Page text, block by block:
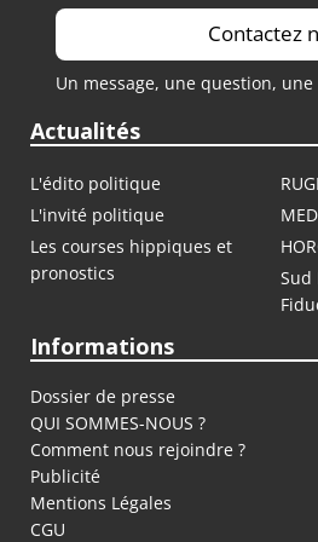
Contactez
Un message, une question,
Actualités
L'édito politique
L'invité politique
Les courses hippiques et
pronostics
Sud
Informations
Dossier de presse
QUI SOMMES-NOUS ?
Comment nous rejoindre ?
Publicité
Mentions Légales
CGU